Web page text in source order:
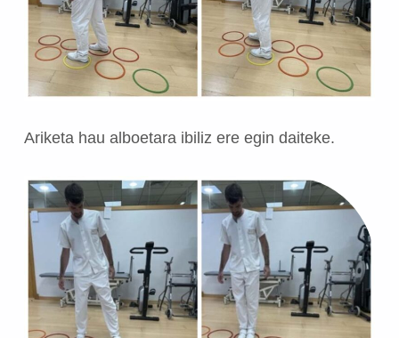
Ariketa hau alboetara ibiliz ere egin daiteke.